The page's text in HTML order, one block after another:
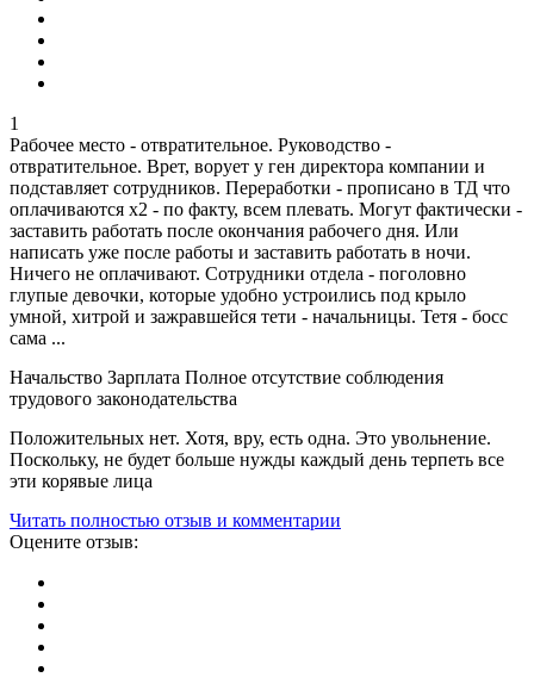
1
Рабочее место - отвратительное. Руководство -
отвратительное. Врет, ворует у ген директора компании и
подставляет сотрудников. Переработки - прописано в ТД что
оплачиваются х2 - по факту, всем плевать. Могут фактически -
заставить работать после окончания рабочего дня. Или
написать уже после работы и заставить работать в ночи.
Ничего не оплачивают. Сотрудники отдела - поголовно
глупые девочки, которые удобно устроились под крыло
умной, хитрой и зажравшейся тети - начальницы. Тетя - босс
сама ...
Начальство Зарплата Полное отсутствие соблюдения
трудового законодательства
Положительных нет. Хотя, вру, есть одна. Это увольнение.
Поскольку, не будет больше нужды каждый день терпеть все
эти корявые лица
Читать полностью отзыв и комментарии
Оцените отзыв: